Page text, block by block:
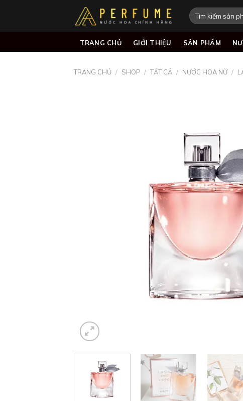
Tìm
kiếm:
TRANG CHỦ GIỚI THIỆU SẢN PHẨM
TRANG CHỦ / SHOP / TẤT CẢ / NƯỚC HOA NỮ /